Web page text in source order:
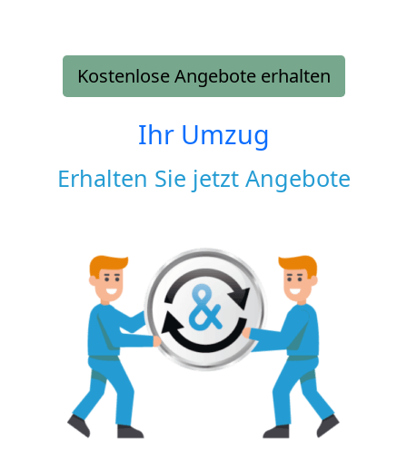
Kostenlose Angebote erhalten
Ihr Umzug
Erhalten Sie jetzt Angebote